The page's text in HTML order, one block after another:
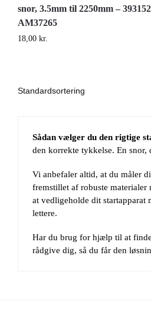
snor, 3.5mm til 2250mm –
AM37265
18,00 kr.
Sådan vælger du den rigtige
den korrekte tykkelse. En
Vi anbefaler altid, at du måler
fremstillet af robuste
at vedligeholde dit
lettere.
Har du brug for hjælp til at
rådgive dig, så du får den